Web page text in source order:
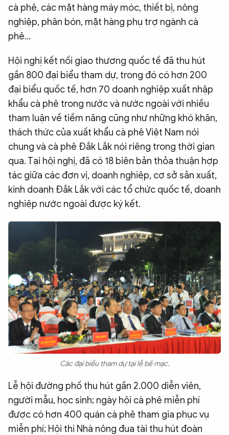
cà phê, các mặt hàng máy móc, thiết bị, nông
nghiệp, phân bón, mặt hàng phụ trợ ngành cà
phê…
Hội nghị kết nối giao thương quốc tế đã thu hút
gần 800 đại biểu tham dự, trong đó có hơn 200
đại biểu quốc tế, hơn 70 doanh nghiệp xuất nhập
khẩu cà phê trong nước và nước ngoài với nhiều
tham luận về tiềm năng cũng như những khó khăn,
thách thức của xuất khẩu cà phê Việt Nam nói
chung và cà phê Đắk Lắk nói riêng trong thời gian
qua. Tại hội nghị, đã có 18 biên bản thỏa thuận hợp
tác giữa các đơn vị, doanh nghiệp, cơ sở sản xuất,
kinh doanh Đắk Lắk với các tổ chức quốc tế, doanh
nghiệp nước ngoài được ký kết.
Các đại biểu tham dự tại lễ bế mạc.
Lễ hội đường phố thu hút gần 2.000 diễn viên,
người mẫu, học sinh; ngày hội cà phê miễn phí
được có hơn 400 quán cà phê tham gia phục vụ
miễn phí; Hội thi Nhà nông đua tài thu hút đoàn